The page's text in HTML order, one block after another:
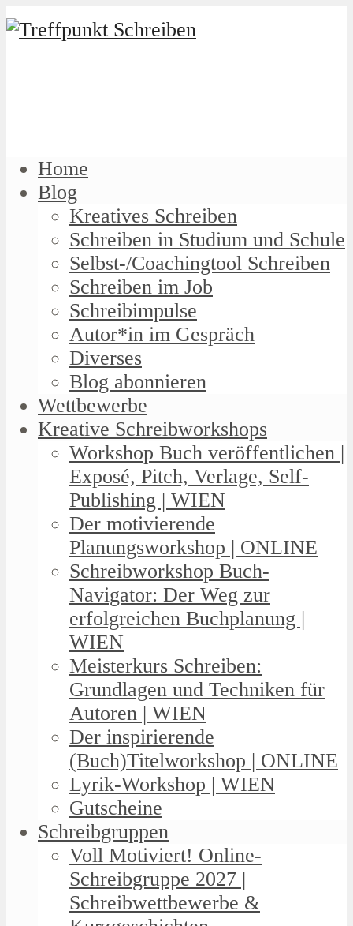
Home
Blog
Kreatives Schreiben
Schreiben in Studium und Schule
Selbst-/Coachingtool Schreiben
Schreiben im Job
Schreibimpulse
Autor*in im Gespräch
Diverses
Blog abonnieren
Wettbewerbe
Kreative Schreibworkshops
Workshop Buch veröffentlichen |
Exposé, Pitch, Verlage, Self-
Publishing | WIEN
Der motivierende
Planungsworkshop | ONLINE
Schreibworkshop Buch-
Navigator: Der Weg zur
erfolgreichen Buchplanung |
WIEN
Meisterkurs Schreiben:
Grundlagen und Techniken für
Autoren | WIEN
Der inspirierende
(Buch)Titelworkshop | ONLINE
Lyrik-Workshop | WIEN
Gutscheine
Schreibgruppen
Voll Motiviert! Online-
Schreibgruppe 2027 |
Schreibwettbewerbe &